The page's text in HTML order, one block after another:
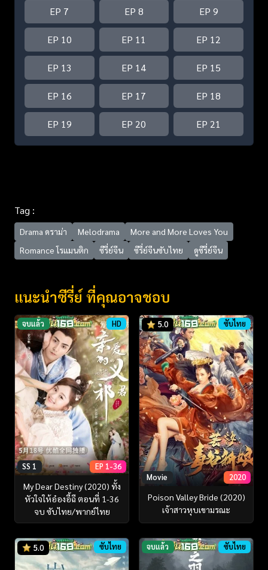
EP 7 EP 8 EP 9
EP 10 EP 11 EP 12
EP 13 EP 14 EP 15
EP 16 EP 17 EP 18
EP 19 EP 20 EP 21
Tag :
Drama ดราม่า Melodrama
More and More Loves You
Romance โรแมนติก
ซีรี่ย์จีน ซีรี่ย์จีนซับไทย ดูซีรี่ย์จีน
แนะนำซีรี่ย์ ที่คุณอาจชอบ
จบแล้ว HD
SS 1 EP 1-36
My Dear Destiny (2020) ทั้ง
หัวใจให้อ๋องอี้ฉี ตอนที่ 1-36
จบ ซับไทย/พากย์ไทย
5.0 ซับไทย
Movie 2020
Poison Valley Bride (2020)
เจ้าสาวหุบเขามรณะ
5.0 ซับไทย จบแล้ว ซับไทย